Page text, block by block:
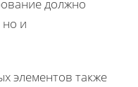
должно
и
элементов также